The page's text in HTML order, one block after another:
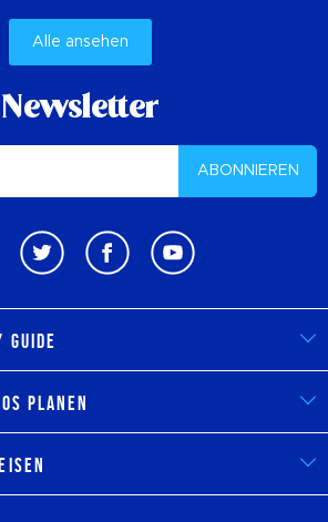
Alle ansehen
Newsletter
ABONNIEREN
Guide
planen